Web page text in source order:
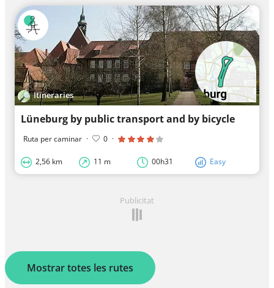
Itineraries
Lüneburg by public transport and by bicycle
Ruta per caminar · 0 ·
2,56 km 11 m 00h31 Easy
Publicitat
Mostrar totes les rutes